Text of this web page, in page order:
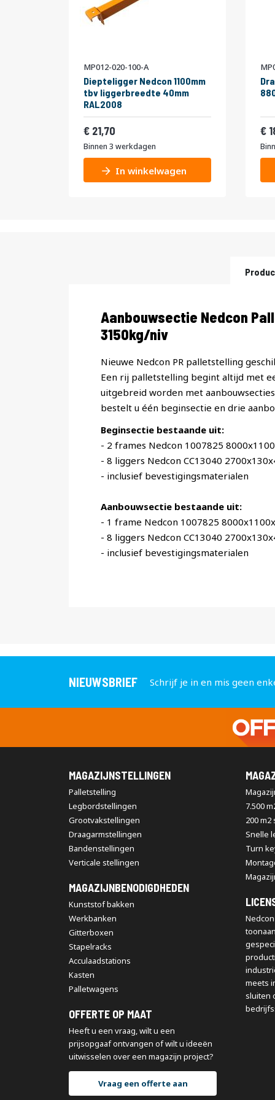
MP012-020-100-A
Diepteligger Nedcon 1100mm
tbv liggerbreedte 40mm
RAL2008
21,70
Binnen 3 werkdagen
In winkelwagen
Productomschrijving
Aanbouwsectie Nedcon
3150kg/niv
Nieuwe Nedcon PR palletstelling
Een rij palletstelling begint altijd met
uitgebreid worden met
bestelt u één beginsectie en drie
Beginsectie bestaande uit:
- 2 frames Nedcon 1007825
- 8 liggers Nedcon CC13040
- inclusief bevestigingsmaterialen
Aanbouwsectie bestaande uit:
- 1 frame Nedcon 1007825
- 8 liggers Nedcon CC13040
- inclusief bevestigingsmaterialen
NIEUWSBRIEF Schrijf je in en mis geen
MAGAZIJNSTELLINGEN
Palletstelling
Legbordstellingen
Grootvakstellingen
Draagarmstellingen
Bandenstellingen
Verticale stellingen
MAGAZIJNBENODIGDHEDEN
Kunststof bakken
Werkbanken
Gitterboxen
Stapelracks
Acculaadstations
Kasten
Palletwagens
OFFERTE OP MAAT
Heeft u een vraag, wilt u een
prijsopgaaf ontvangen of wilt u ideeën
uitwisselen over een magazijn project?
Vraag een offerte aan
7.500
200
Snelle
Turn
meets
sluiten